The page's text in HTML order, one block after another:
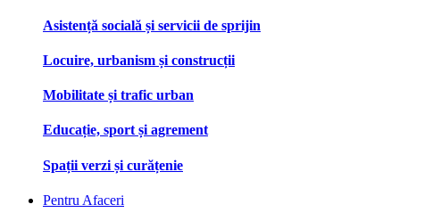
Asistență socială și servicii de sprijin
Locuire, urbanism și construcții
Mobilitate și trafic urban
Educație, sport și agrement
Spații verzi și curățenie
Pentru Afaceri